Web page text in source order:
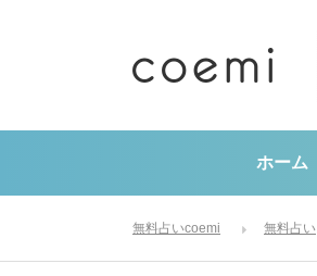
ホーム
無料占いcoemi 無料占い